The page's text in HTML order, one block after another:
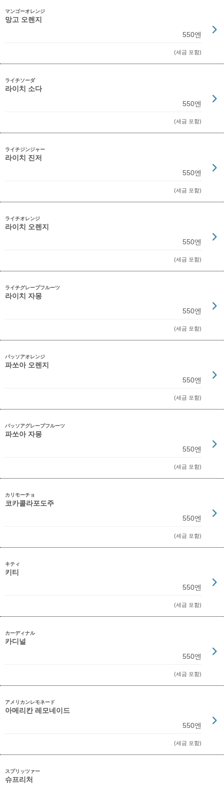
マンゴーオレンジ
망고 오렌지
550엔
(세금 포함)
ライチソーダ
라이치 소다
550엔
(세금 포함)
ライチジンジャー
라이치 진저
550엔
(세금 포함)
ライチオレンジ
라이치 오렌지
550엔
(세금 포함)
ライチグレープフルーツ
라이치 자몽
550엔
(세금 포함)
パッソアオレンジ
파쏘아 오렌지
550엔
(세금 포함)
パッソアグレープフルーツ
파쏘아 자몽
550엔
(세금 포함)
カリモーチョ
코카콜라포도주
550엔
(세금 포함)
キティ
키티
550엔
(세금 포함)
カーディナル
카디널
550엔
(세금 포함)
アメリカンレモネード
아메리칸 레모네이드
550엔
(세금 포함)
スプリッツァー
슈프리처